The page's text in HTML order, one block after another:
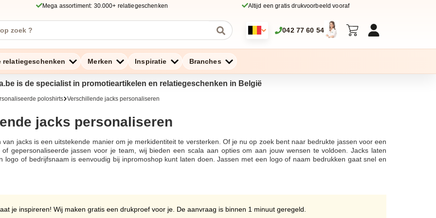
Mega assortiment: 30.000+ relatiegeschenken Altijd een gratis drukvoorbeeld vooraf
042 77 60 54
relatiegeschenken Merken Inspiratie Branches
is de specialist in promotieartikelen en relatiegeschenken in België
poloshirts Verschillende jacks personaliseren
jacks personaliseren
van jacks is een uitstekende manier om je merkidentiteit te versterken. Of je nu op zoek bent naar bedrukte jassen voor een
of gepersonaliseerde jassen voor je team, wij bieden een scala aan opties om aan jouw wensen te voldoen. Jacks laten
logo of bedrijfsnaam is eenvoudig bij inpromoshop kunt laten doen. Jassen met een logo of naam bedrukken gaat snel en
ander promotioneel materiaal zoals sweaters bedrukken of ander promotioneel materiaal zoals fruit of the loom
je inspireren! Wij maken gratis een drukproef voor je. De aanvraag is binnen 1 minuut geregeld.